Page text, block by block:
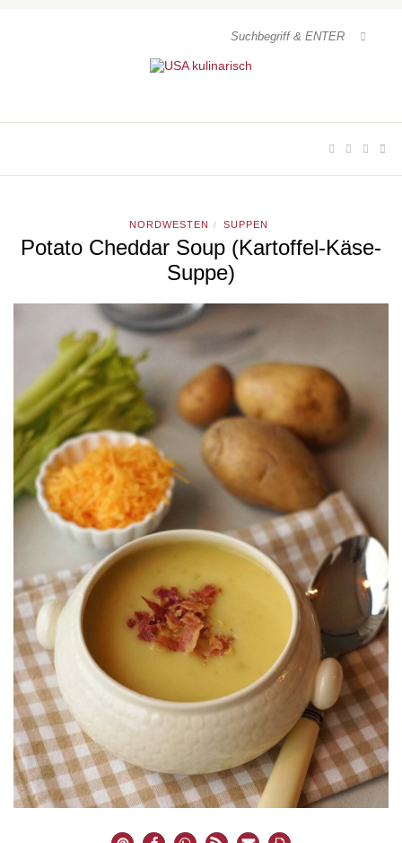
NORDWESTEN / SUPPEN
Potato Cheddar Soup (Kartoffel-Käse-
Suppe)